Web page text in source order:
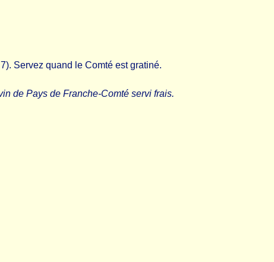
Servez quand le Comté est gratiné.
de Pays de Franche-Comté servi frais.